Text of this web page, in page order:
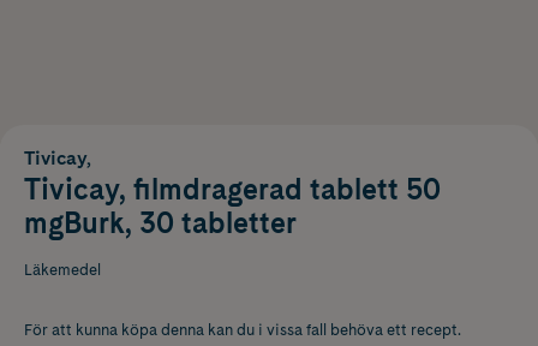
Tivicay,
Tivicay, filmdragerad tablett 50
mgBurk, 30 tabletter
Läkemedel
För att kunna köpa denna kan du i vissa fall behöva ett recept.